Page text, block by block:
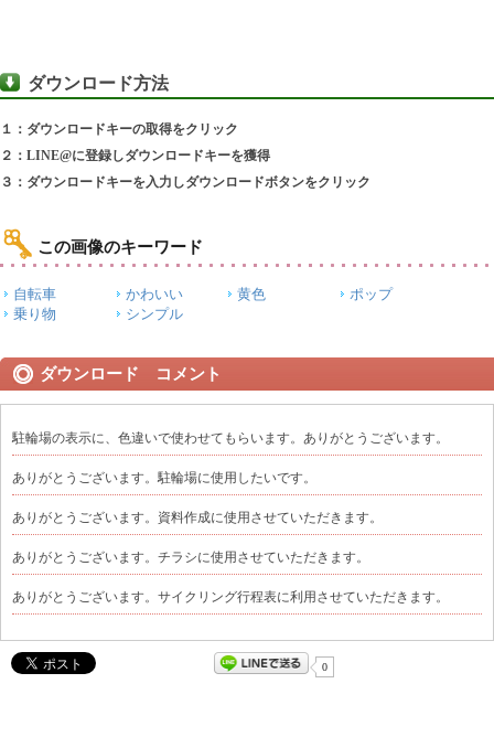
ダウンロード方法
１：ダウンロードキーの取得をクリック
２：LINE@に登録しダウンロードキーを獲得
３：ダウンロードキーを入力しダウンロードボタンをクリック
この画像のキーワード
自転車 かわいい 黄色
ポップ
乗り物
シンプル
ダウンロード コメント
駐輪場の表示に、色違いで使わせてもらいます。ありがとうございます。
ありがとうございます。駐輪場に使用したいです。
ありがとうございます。資料作成に使用させていただきます。
ありがとうございます。チラシに使用させていただきます。
ありがとうございます。サイクリング行程表に利用させていただきます。
0